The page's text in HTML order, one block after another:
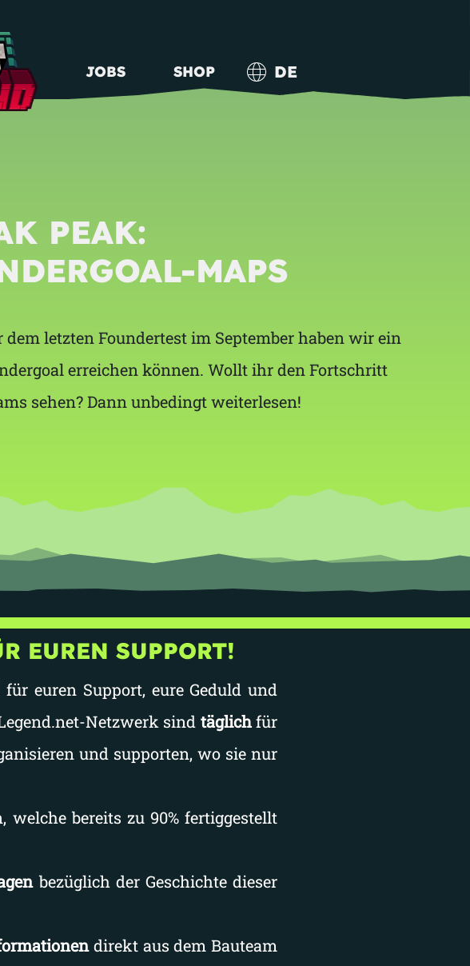
JOBS SHOP DE
PEAK:
MAPS
dem letzten Foundertest im September haben wir ein
erreichen können. Wollt ihr den Fortschritt
sehen? Dann unbedingt weiterlesen!
EUREN SUPPORT!
euren Support, eure Geduld und
Netzwerk sind täglichfür
und supporten, wo sie nur
welche bereits zu 90% fertiggestellt
bezüglich der Geschichte dieser
direkt aus dem Bauteam